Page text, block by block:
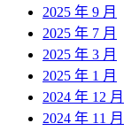
2025 年 9 月
2025 年 7 月
2025 年 3 月
2025 年 1 月
2024 年 12 月
2024 年 11 月